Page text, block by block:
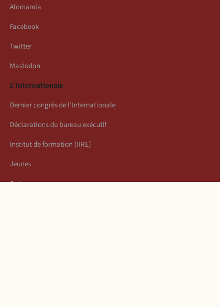
Alomamia
Facebook
Twitter
Mastodon
L’Internationale
Dernier congrès de l’Internationale
Déclarations du bureau exécutif
Institut de formation (IIRE)
Jeunes
Auteurs